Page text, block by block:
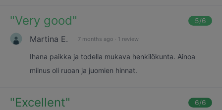
"Very good" 5/6
Martina E. 7 months ago · 1 review
Ihana paikka ja todella mukava henkilökunta. Ainoa
miinus oli ruoan ja juomien hinnat.
"Excellent" 6/6